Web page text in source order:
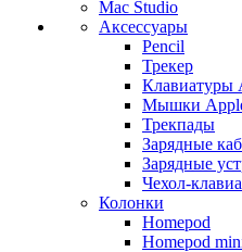
Mac Studio
Аксессуары
Pencil
Трекер
Клавиатуры
Мышки
Трекпады
Зарядные
Зарядные
Чехол-
Колонки
Homepod
Homepod